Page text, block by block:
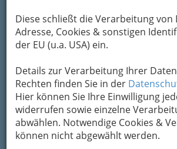
Diese schließt die Verarbeitung von
Adresse, Cookies & sonstigen
der EU (u.a. USA) ein.
Details zur Verarbeitung Ihrer
Rechten finden Sie in der
Hier können Sie Ihre Einwilligung
widerrufen sowie einzelne
abwählen. Notwendige Cookies &
können nicht abgewählt werden.
jedem Erholungssuchenden das
Ob ab in die Lüfte: Die idealen
Voraussetzungen findet
Welt ein vielfältiges Angebot und
Infrastruktur um dem Gefühl - über
- gerecht zu werden.
Oder